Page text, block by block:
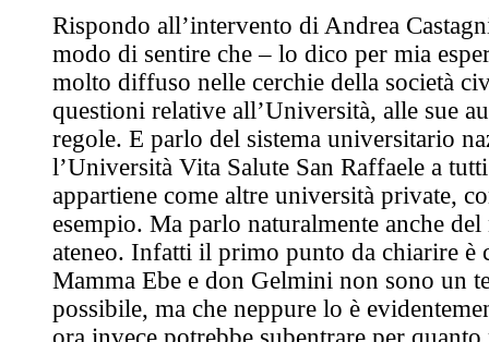
Rispondo all’intervento di Andrea
modo di sentire che – lo dico per mia
molto diffuso nelle cerchie della società
questioni relative all’Università, alle sue
regole. E parlo del sistema universitario
l’Università Vita Salute San Raffaele a
appartiene come altre università private,
esempio. Ma parlo naturalmente anche del
ateneo. Infatti il primo punto da chiarire è
Mamma Ebe e don Gelmini non sono un
possibile, ma che neppure lo è